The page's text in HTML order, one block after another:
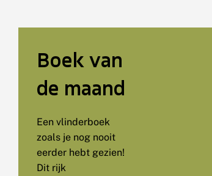
Boek van
de maand
Een vlinderboek
zoals je nog nooit
eerder hebt gezien!
Dit rijk